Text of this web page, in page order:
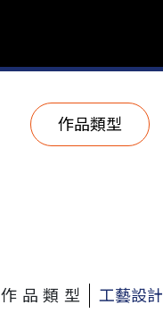
作品類型
作品類型 工藝設計